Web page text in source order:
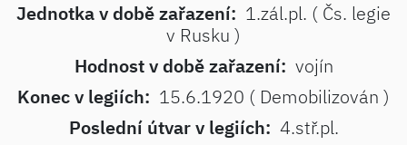
Jednotka v době zařazení: 1.zál.pl. ( Čs. legie
v Rusku )
Hodnost v době zařazení: vojín
Konec v legiích: 15.6.1920 ( Demobilizován )
Poslední útvar v legiích: 4.stř.pl.